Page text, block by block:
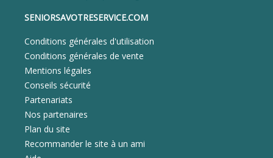
SENIORSAVOTRESERVICE.COM
Conditions générales d'utilisation
Conditions générales de vente
Mentions légales
Conseils sécurité
Partenariats
Nos partenaires
Plan du site
Recommander le site à un ami